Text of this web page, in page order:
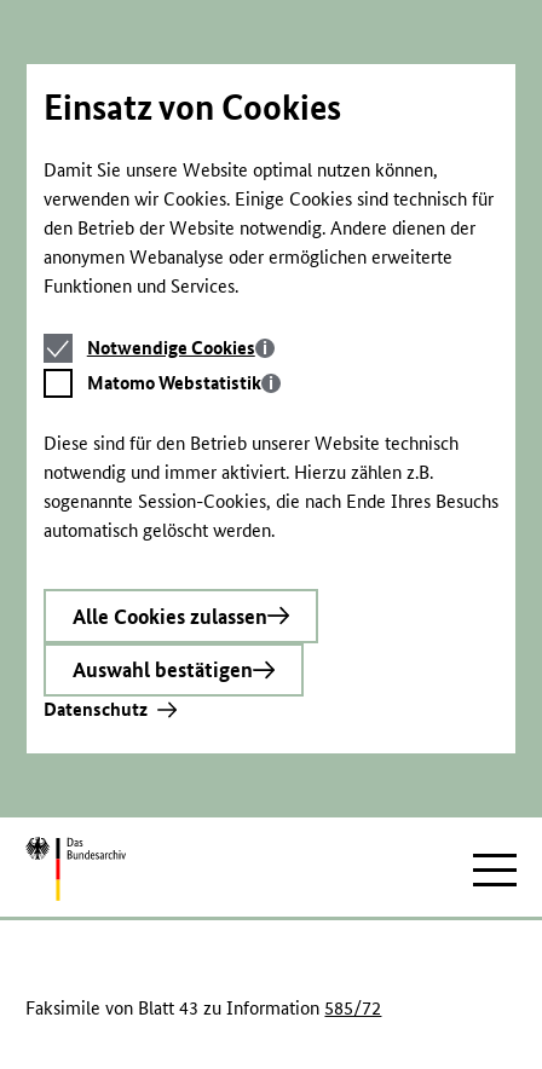
Einsatz von Cookies
Damit Sie unsere Website optimal nutzen können,
verwenden wir Cookies. Einige Cookies sind technisch für
den Betrieb der Website notwendig. Andere dienen der
anonymen Webanalyse oder ermöglichen erweiterte
Funktionen und Services.
Notwendige
Cookies
Notwendige Cookies
Matomo
Webstatistik
Matomo Webstatistik
Diese sind für den Betrieb unserer Website technisch
notwendig und immer aktiviert. Hierzu zählen z.B.
sogenannte Session-Cookies, die nach Ende Ihres Besuchs
automatisch gelöscht werden.
Alle Cookies zulassen
Auswahl bestätigen
Datenschutz
Zur
Faksimile von Blatt 43 zu Information 585/72